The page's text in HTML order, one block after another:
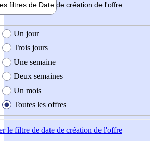
filtres de Date de création de l'offre
création de l'offre
Un jour
Trois jours
Une semaine
Deux semaines
Un mois
Toutes les offres
le filtre de date de création de l'offre